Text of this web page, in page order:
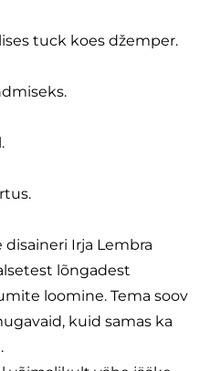
tuck koes džemper.
Irja Lembra
lõngadest
loomine. Tema soov
kuid samas ka